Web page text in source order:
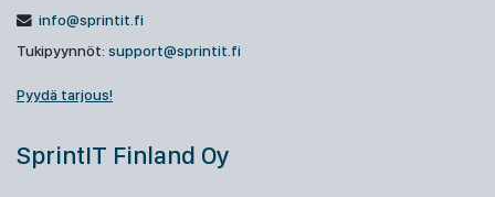
info@sprintit.fi
Tukipyynnöt: support@sprintit.fi
Pyydä tarjous!
SprintIT Finland Oy